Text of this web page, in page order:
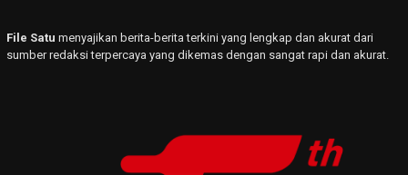
File Satu menyajikan berita-berita terkini yang lengkap dan akurat dari
sumber redaksi terpercaya yang dikemas dengan sangat rapi dan akurat.